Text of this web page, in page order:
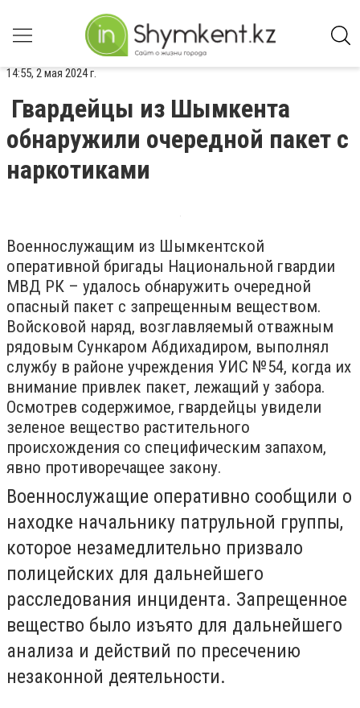
14:55, 2 мая 2024 г.
Гвардейцы из Шымкента
обнаружили очередной пакет с
наркотиками
Военнослужащим из Шымкентской
оперативной бригады Национальной гвардии
МВД РК – удалось обнаружить очередной
опасный пакет с запрещенным веществом.
Войсковой наряд, возглавляемый отважным
рядовым Сункаром Абдихадиром, выполнял
службу в районе учреждения УИС №54, когда их
внимание привлек пакет, лежащий у забора.
Осмотрев содержимое, гвардейцы увидели
зеленое вещество растительного
происхождения со специфическим запахом,
явно противоречащее закону.
Военнослужащие оперативно сообщили о
находке начальнику патрульной группы,
которое незамедлительно призвало
полицейских для дальнейшего
расследования инцидента. Запрещенное
вещество было изъято для дальнейшего
анализа и действий по пресечению
незаконной деятельности.